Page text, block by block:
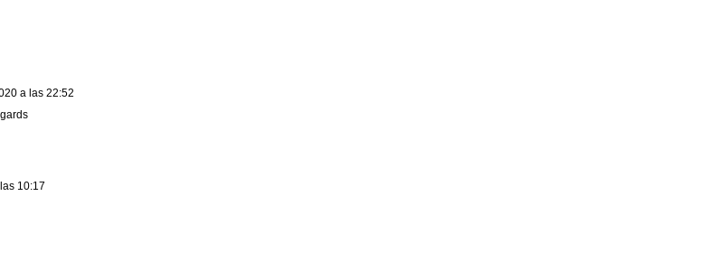
a las 22:52
10:17